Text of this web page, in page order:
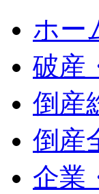
ホー
破産
倒産
倒産
企業